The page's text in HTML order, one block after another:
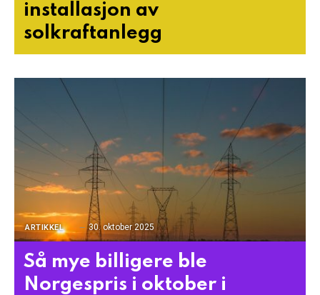
installasjon av
solkraftanlegg
ARTIKKEL 30. oktober 2025
Så mye billigere ble
Norgespris i oktober i